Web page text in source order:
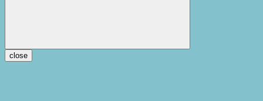
close